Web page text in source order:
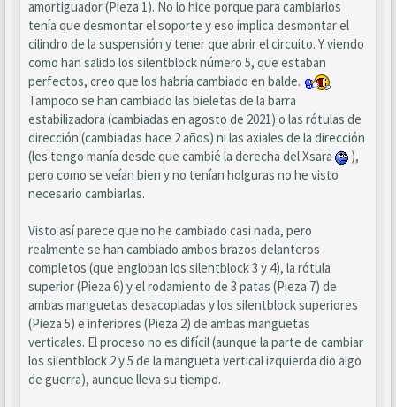
amortiguador (Pieza 1). No lo hice porque para cambiarlos
tenía que desmontar el soporte y eso implica desmontar el
cilindro de la suspensión y tener que abrir el circuito. Y viendo
como han salido los silentblock número 5, que estaban
perfectos, creo que los habría cambiado en balde.
Tampoco se han cambiado las bieletas de la barra
estabilizadora (cambiadas en agosto de 2021) o las rótulas de
dirección (cambiadas hace 2 años) ni las axiales de la dirección
(les tengo manía desde que cambié la derecha del Xsara
),
pero como se veían bien y no tenían holguras no he visto
necesario cambiarlas.
Visto así parece que no he cambiado casi nada, pero
realmente se han cambiado ambos brazos delanteros
completos (que engloban los silentblock 3 y 4), la rótula
superior (Pieza 6) y el rodamiento de 3 patas (Pieza 7) de
ambas manguetas desacopladas y los silentblock superiores
(Pieza 5) e inferiores (Pieza 2) de ambas manguetas
verticales. El proceso no es difícil (aunque la parte de cambiar
los silentblock 2 y 5 de la mangueta vertical izquierda dio algo
de guerra), aunque lleva su tiempo.